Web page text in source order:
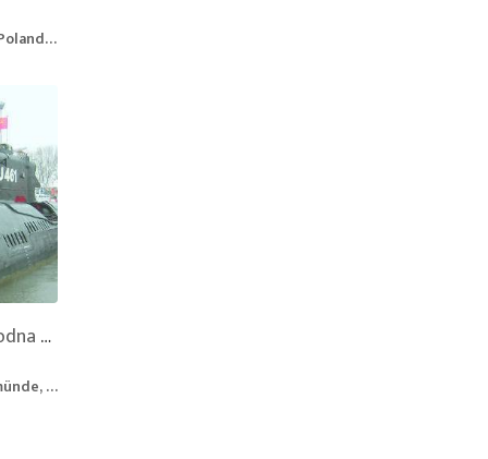
Radziecka Łódź Podwodna U461 klasy Juliet - Muzeum